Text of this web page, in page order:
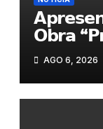
𝗢𝗯𝗿𝗮
𝗲𝗹𝗮
AGO 6, 2026